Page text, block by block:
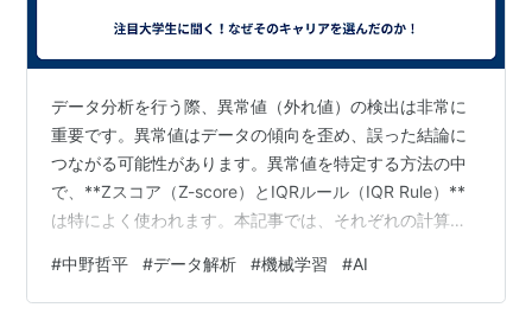
データ分析を行う際、異常値（外れ値）の検出は非常に
重要です。異常値はデータの傾向を歪め、誤った結論に
つながる可能性があります。異常値を特定する方法の中
で、**Zスコア（Z-score）とIQRルール（IQR Rule）**
は特によく使われます。本記事では、それぞれの計算方
しく解説します。 1. Zスコア（Z-score）とは？ 1.1 Zス
コアの定義 Zスコアとは、データの値が平均からどれだ
#中野哲平 #データ解析 #機械学習 #AI